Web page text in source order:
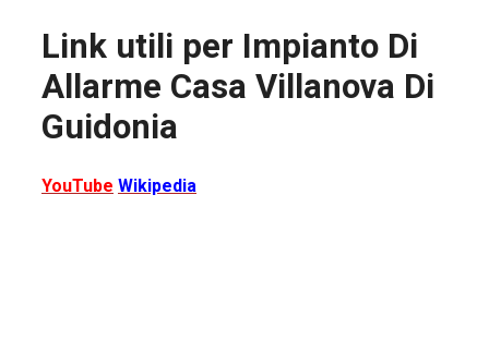
Link utili per Impianto Di
Allarme Casa Villanova Di
Guidonia
YouTube Wikipedia